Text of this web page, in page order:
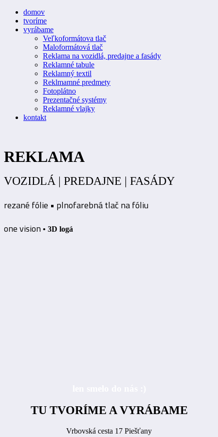
domov
tvoríme
vyrábame
Veľkoformátova tlač
Maloformátová tlač
Reklama na vozidlá, predajne a fasády
Reklamné tabule
Reklamný textil
Reklmamné predmety
Fotoplátno
Prezentačné systémy
Reklamné vlajky
kontakt
REKLAMA
VOZIDLÁ | PREDAJNE | FASÁDY
rezané fólie • plnofarebná tlač na fóliu
one vision • 3D logá
TU TVORÍME A VYRÁBAME
Vrbovská cesta 17 Piešťany